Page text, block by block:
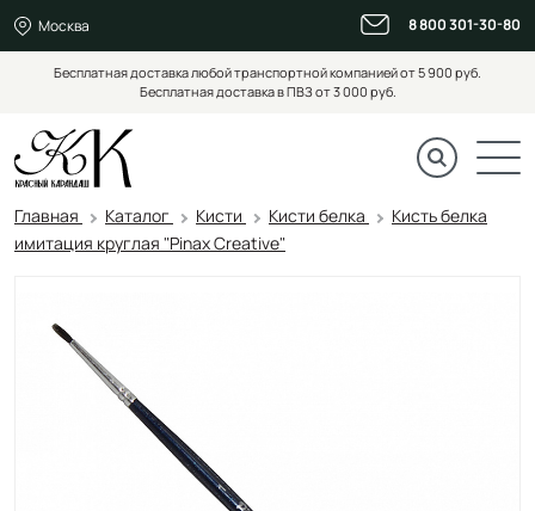
Москва 8 800 301-30-80
Бесплатная доставка любой транспортной компанией от 5 900 руб.
Бесплатная доставка в ПВЗ от 3 000 руб.
Главная Каталог Кисти Кисти белка
Кисть белка
имитация круглая "Pinax Creative"